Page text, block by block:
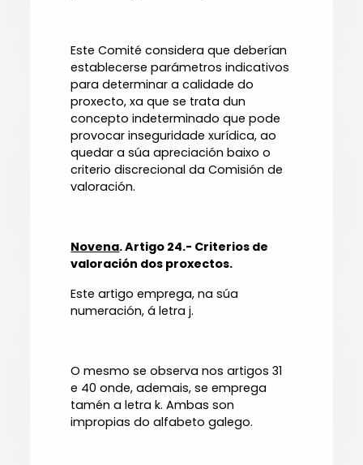
Este Comité considera que deberían
establecerse parámetros indicativos
para determinar a calidade do
proxecto, xa que se trata dun
concepto indeterminado que pode
provocar inseguridade xurídica, ao
quedar a súa apreciación baixo o
criterio discrecional da Comisión de
valoración.
Novena. Artigo 24.- Criterios de
valoración dos proxectos.
Este artigo emprega, na súa
numeración, á letra j.
O mesmo se observa nos artigos 31
e 40 onde, ademais, se emprega
tamén a letra k. Ambas son
impropias do alfabeto galego.